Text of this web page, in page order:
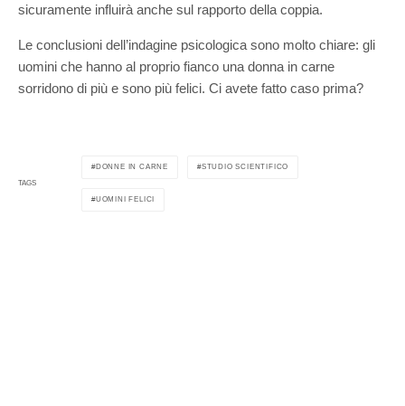
sicuramente influirà anche sul rapporto della coppia.
Le conclusioni dell’indagine psicologica sono molto chiare: gli
uomini che hanno al proprio fianco una donna in carne
sorridono di più e sono più felici. Ci avete fatto caso prima?
TAGS
DONNE IN CARNE STUDIO SCIENTIFICO
UOMINI FELICI